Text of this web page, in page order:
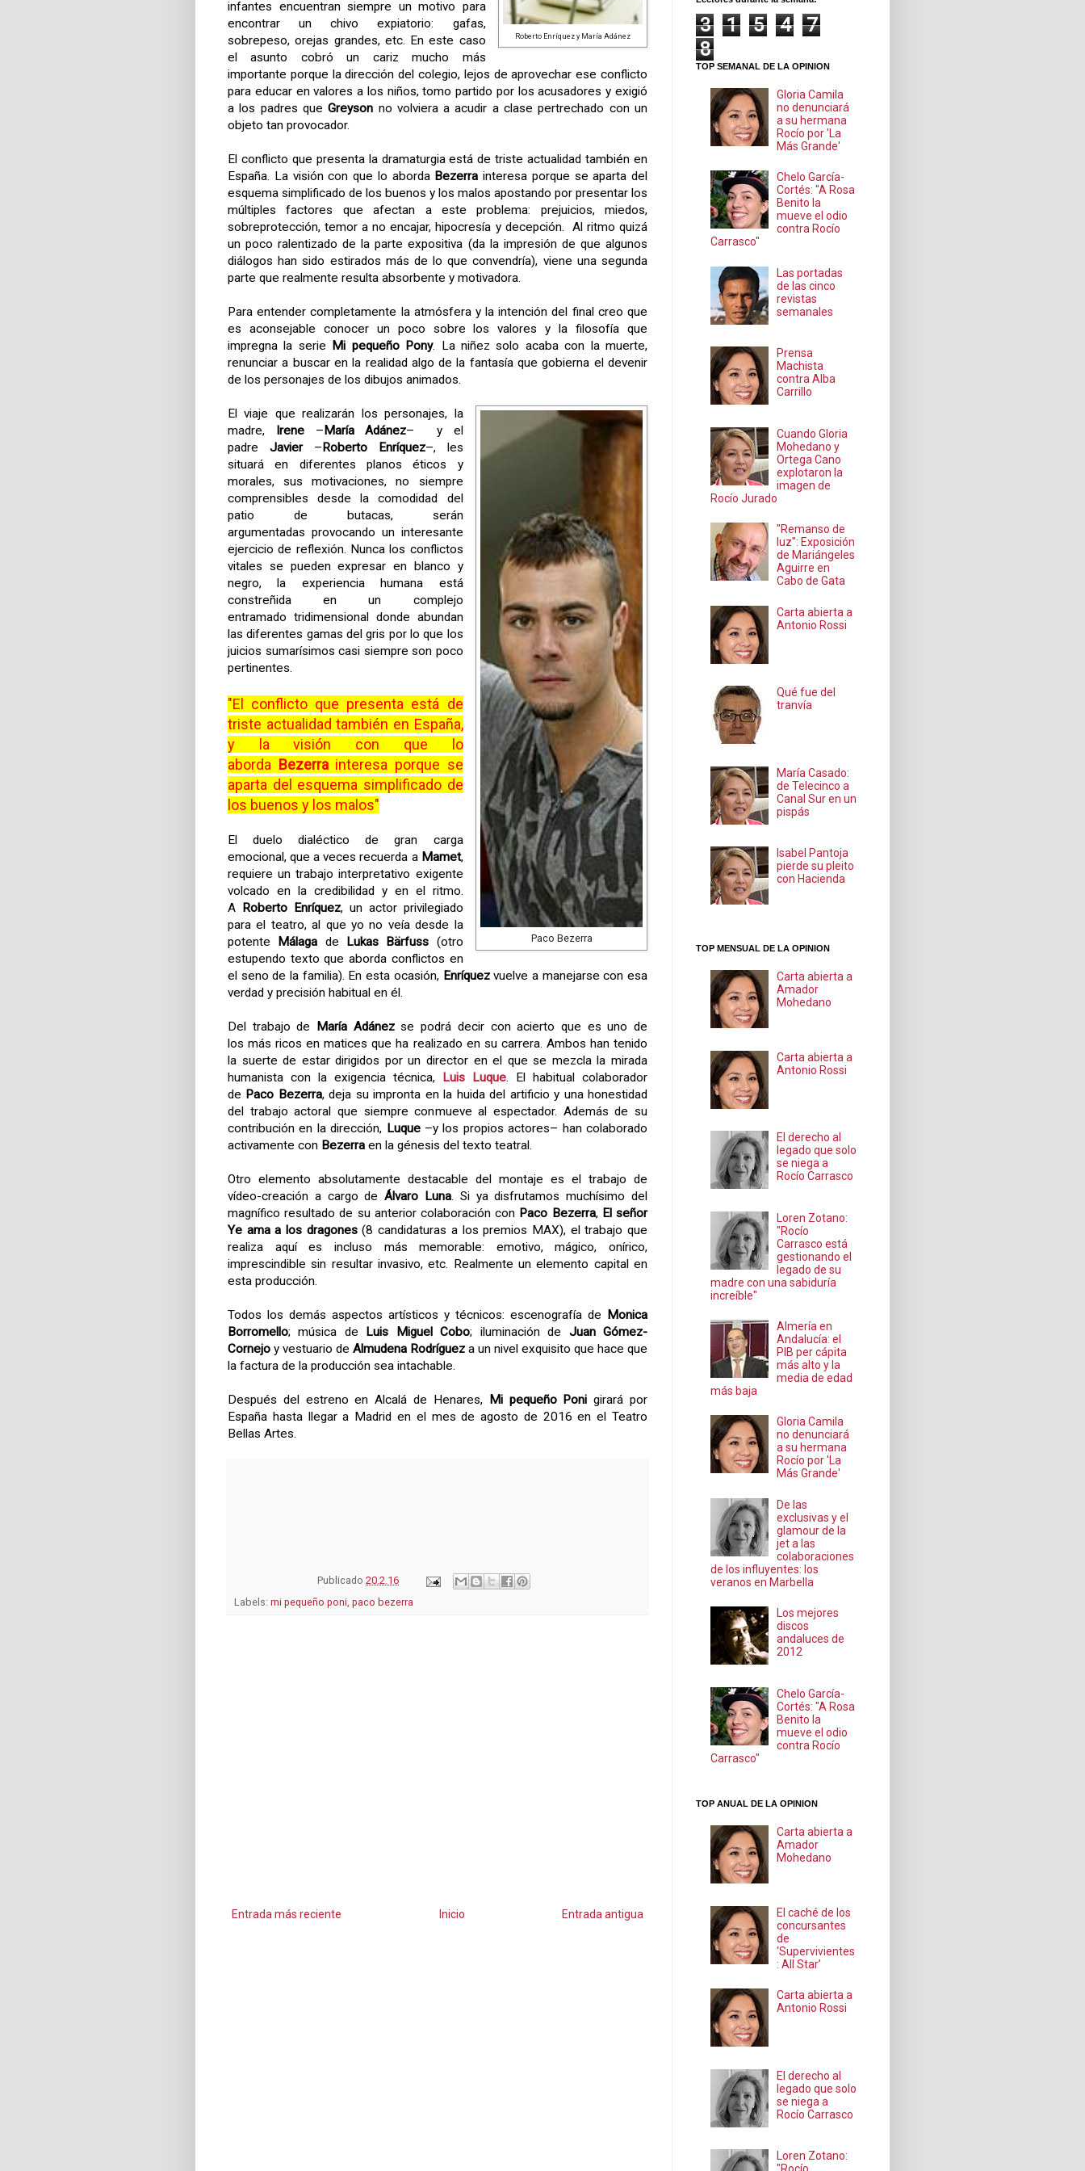
Roberto Enríquez y María Adánez
infantes encuentran siempre un motivo para
encontrar un chivo expiatorio: gafas,
sobrepeso, orejas grandes, etc. En este caso
el asunto cobró un cariz mucho más
importante porque la dirección del colegio, lejos de aprovechar ese conflicto
para educar en valores a los niños, tomo partido por los acusadores y exigió
a los padres queGreyson no volviera a acudir a clase pertrechado con un
objeto tan provocador.
El conflicto que presenta la dramaturgia está de triste actualidad también en
España. La visión con que lo aborda Bezerra interesa porque se aparta del
esquema simplificado de los buenos y los malos apostando por presentar los
múltiples factores que afectan a este problema: prejuicios, miedos,
sobreprotección, temor a no encajar, hipocresía y decepción. Al ritmo quizá
un poco ralentizado de la parte expositiva (da la impresión de que algunos
diálogos han sido estirados más de lo que convendría), viene una segunda
parte que realmente resulta absorbente y motivadora.
Para entender completamente la atmósfera y la intención del final creo que
es aconsejable conocer un poco sobre los valores y la filosofía que
impregna la serie
Mi pequeño Pony. La niñez solo acaba con la muerte,
renunciar a buscar en la realidad algo de la fantasía que gobierna el devenir
de los personajes de los dibujos animados.
Paco Bezerra
El viaje que realizarán los personajes, la
madre,
Irene– María Adánez– y el
padre Javier– Roberto Enríquez–, les
situará en diferentes planos éticos y
morales, sus motivaciones, no siempre
comprensibles desde la comodidad del
patio de butacas, serán
argumentadas provocando un interesante
ejercicio de reflexión. Nunca los conflictos
vitales se pueden expresar en blanco y
negro, la experiencia humana está
constreñida en un complejo
entramado tridimensional donde abundan
las diferentes gamas del gris por lo que los
juicios sumarísimos casi siempre son poco
pertinentes.
"El conflicto que presenta está de
triste actualidad también en España,
y la visión con que lo
aborda Bezerrainteresa porque se
aparta del esquema simplificado de
los buenos y los malos"
El duelo dialéctico de gran carga
emocional, que a veces recuerda a Mamet,
requiere un trabajo interpretativo exigente
volcado en la credibilidad y en el ritmo.
A
Roberto Enríquez, un actor privilegiado
para el teatro, al que yo no veía desde la
potente
Málaga de Lukas Bärfuss (otro
estupendo texto que aborda conflictos en
el seno de la familia). En esta ocasión, Enríquezvuelve a manejarse con esa
verdad y precisión habitual en él.
Del trabajo de María Adánezse podrá decir con acierto que es uno de
los más ricos en matices que ha realizado en su carrera. Ambos han tenido
la suerte de estar dirigidos por un director en el que se mezcla la mirada
humanista con la exigencia técnica,
Luis Luque. El habitual colaborador
de Paco Bezerra, deja su impronta en la huida del artificio y una honestidad
del trabajo actoral que siempre conmueve al espectador. Además de su
contribución en la dirección, Luque–y los propios actores– han colaborado
activamente con Bezerra en la génesis del texto teatral.
Otro elemento absolutamente destacable del montaje es el trabajo de
vídeo-creación a cargo deÁlvaro Luna. Si ya disfrutamos muchísimo del
magnífico resultado de su anterior colaboración con Paco Bezerra, El señor
Ye ama a los dragones(8 candidaturas a los premios MAX), el trabajo que
realiza aquí es incluso más memorable: emotivo, mágico, onírico,
imprescindible sin resultar invasivo, etc. Realmente un elemento capital en
esta producción.
Todos los demás aspectos artísticos y técnicos: escenografía de
Monica
Borromello; música de Luis Miguel Cobo; iluminación de Juan Gómez-
Cornejo y vestuario de Almudena Rodríguez a un nivel exquisito que hace que
la factura de la producción sea intachable.
Después del estreno en Alcalá de Henares, Mi pequeño Poni girará por
España hasta llegar a Madrid en el mes de agosto de 2016 en el Teatro
Bellas Artes.
Publicado 20.2.16
Labels: mi pequeño poni, paco bezerra
Entrada más reciente Entrada antigua
Inicio
3 1 5 4
7
8
TOP SEMANAL DE LA OPINION
Gloria Camila
no denunciará
a su hermana
Rocío por 'La
Más Grande'
Chelo García-
Cortés: "A Rosa
Benito la
mueve el odio
contra Rocío
Carrasco"
Las portadas
de las cinco
revistas
semanales
Prensa
Machista
contra Alba
Carrillo
Cuando Gloria
Mohedano y
Ortega Cano
explotaron la
imagen de
Rocío Jurado
"Remanso de
luz": Exposición
de Mariángeles
Aguirre en
Cabo de Gata
Carta abierta a
Antonio Rossi
Qué fue del
tranvía
María Casado:
de Telecinco a
Canal Sur en un
pispás
Isabel Pantoja
pierde su pleito
con Hacienda
TOP MENSUAL DE LA OPINION
Carta abierta a
Amador
Mohedano
Carta abierta a
Antonio Rossi
El derecho al
legado que solo
se niega a
Rocío Carrasco
Loren Zotano:
"Rocío
Carrasco está
gestionando el
legado de su
madre con una sabiduría
increíble"
Almería en
Andalucía: el
PIB per cápita
más alto y la
media de edad
más baja
Gloria Camila
no denunciará
a su hermana
Rocío por 'La
Más Grande'
De las
exclusivas y el
glamour de la
jet a las
colaboraciones
de los influyentes: los
veranos en Marbella
Los mejores
discos
andaluces de
2012
Chelo García-
Cortés: "A Rosa
Benito la
mueve el odio
contra Rocío
Carrasco"
TOP ANUAL DE LA OPINION
Carta abierta a
Amador
Mohedano
El caché de los
concursantes
de
‘Supervivientes
: All Star’
Carta abierta a
Antonio Rossi
El derecho al
legado que solo
se niega a
Rocío Carrasco
Loren Zotano: